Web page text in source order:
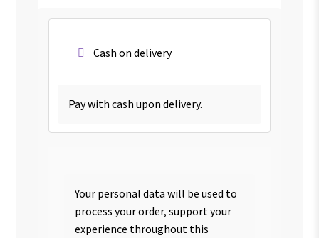
Cash on delivery
Pay with cash upon delivery.
Your personal data will be used to
process your order, support your
experience throughout this